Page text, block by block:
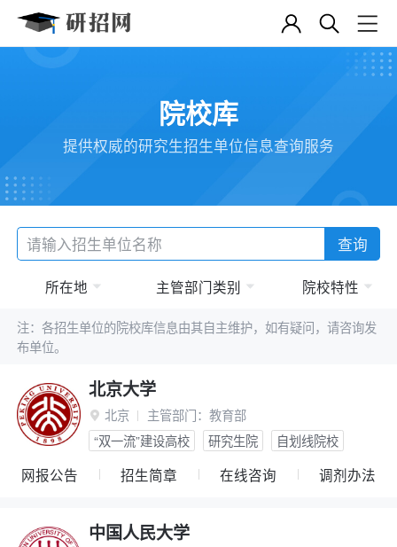
院校库
提供权威的研究生招生单位信息查询服务
查询
所在地 主管部门类别 院校特性
注：各招生单位的院校库信息由其自主维护，如有疑问，请咨询发
布单位。
北京大学
 北京 主管部门： 教育部
“双一流”建设高校
研究生院 自划线院校
网报公告 招生简章 在线咨询 调剂办法
中国人民大学